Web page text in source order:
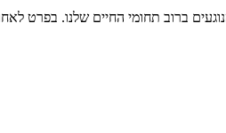
ברוב תחומי החיים שלנו.